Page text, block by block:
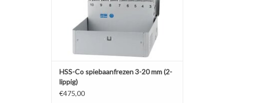
HSS-Co spiebaanfrezen 3-20 mm (2-
lippig)
€475,00